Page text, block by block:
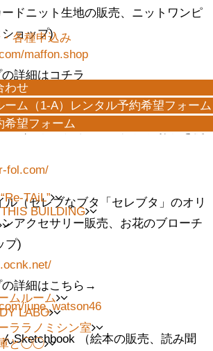
各種申込み
わせ
ーム（1-A）レンタル予約希望フォーム
希望フォーム
TAiL”
BUILDING
ムルーム
LABO
ララノミシン室
と◯◯
ドニット生地の販売、ニットワンピ
ョップ)
maffon.shop
詳細はコチラ
products/detail/2660
（生花・グリーンの販売、お花を使
fol.com/
（セレブなブタ「セレブタ」のオリ
アクセサリー販売、お花のブローチ
プ)
詳細はこちら→
june_watson46
Sketchbook （絵本の販売、読み聞